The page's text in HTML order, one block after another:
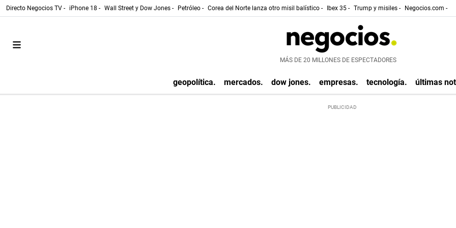
Directo Negocios TV - iPhone 18 - Wall Street y Dow Jones - Petróleo - Corea del Norte lanza otro misil balístico - Ibex 35 - Trump y misiles - Negocios.com -
MÁS DE 20 MILLONES DE ESPECTADORES
geopolítica. mercados. dow jones. empresas. tecnología. últimas